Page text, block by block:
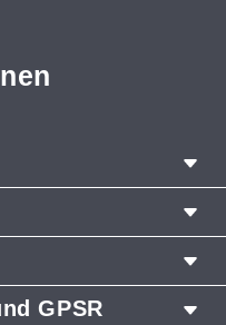
und einfach
GPSR